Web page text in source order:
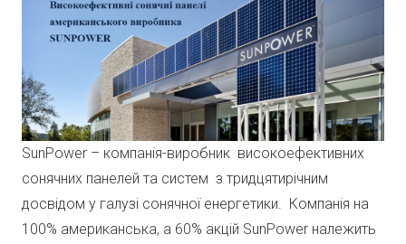
SunPower – компанія-виробник високоефективних
сонячних панелей та систем з тридцятирічним
досвідом у галузі сонячної енергетики. Компанія на
100% американська, а 60% акцій SunPower належить